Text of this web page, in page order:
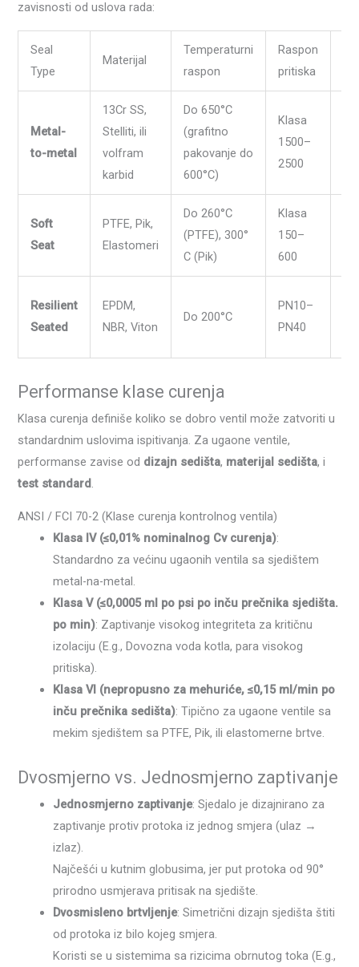
zavisnosti od uslova rada:
Seal
Type
Materijal
Temperaturni
raspon
Raspon
pritiska
Metal-
to-metal
13Cr SS,
Stelliti, ili
volfram
karbid
Do 650°C
(grafitno
pakovanje do
600°C)
Klasa
1500–
2500
Soft
Seat
PTFE, Pik,
Elastomeri
Do 260°C
(PTFE), 300°
C (Pik)
Klasa
150–
600
Resilient
Seated
EPDM,
NBR, Viton
Do 200°C
PN10–
PN40
Performanse klase curenja
Klasa curenja definiše koliko se dobro ventil može zatvoriti u
standardnim uslovima ispitivanja. Za ugaone ventile,
performanse zavise od dizajn sedišta, materijal sedišta, i
test standard
ANSI / FCI 70-2 (Klase curenja kontrolnog ventila)
Klasa IV (≤0,01% nominalnog Cv curenja):
Standardno za većinu ugaonih ventila sa sjedištem
metal-na-metal.
Klasa V (≤0,0005 ml po psi po inču prečnika sjedišta.
po min): Zaptivanje visokog integriteta za kritičnu
izolaciju (E.g., Dovozna voda kotla, para visokog
pritiska).
Klasa VI (nepropusno za mehuriće, ≤0,15 ml/min po
inču prečnika sedišta): Tipično za ugaone ventile sa
mekim sjedištem sa PTFE, Pik, ili elastomerne brtve.
Dvosmjerno vs. Jednosmjerno zaptivanje
Jednosmjerno zaptivanje: Sjedalo je dizajnirano za
zaptivanje protiv protoka iz jednog smjera (ulaz →
izlaz).
Najčešći u kutnim globusima, jer put protoka od 90°
prirodno usmjerava pritisak na sjedište.
Dvosmisleno brtvljenje: Simetrični dizajn sjedišta štiti
od protoka iz bilo kojeg smjera.
Koristi se u sistemima sa rizicima obrnutog toka (E.g.,